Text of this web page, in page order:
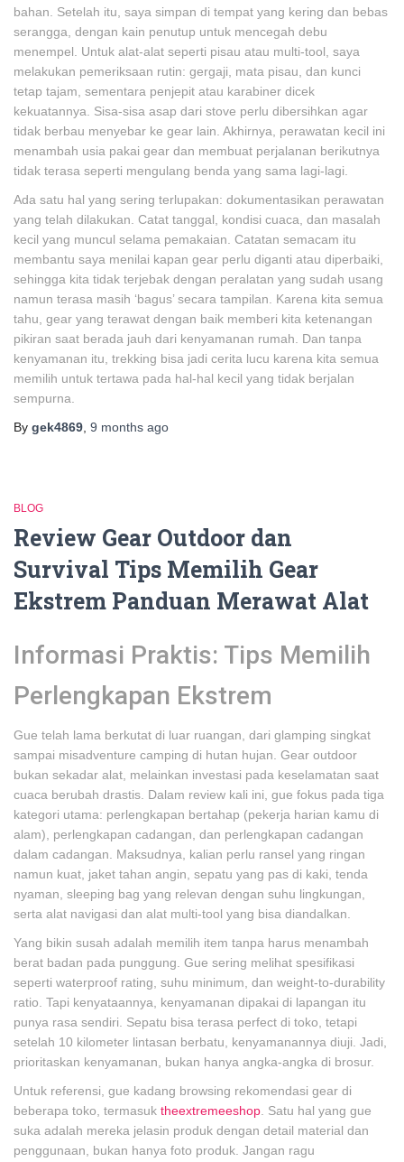
bahan. Setelah itu, saya simpan di tempat yang kering dan bebas
serangga, dengan kain penutup untuk mencegah debu
menempel. Untuk alat-alat seperti pisau atau multi-tool, saya
melakukan pemeriksaan rutin: gergaji, mata pisau, dan kunci
tetap tajam, sementara penjepit atau karabiner dicek
kekuatannya. Sisa-sisa asap dari stove perlu dibersihkan agar
tidak berbau menyebar ke gear lain. Akhirnya, perawatan kecil ini
menambah usia pakai gear dan membuat perjalanan berikutnya
tidak terasa seperti mengulang benda yang sama lagi-lagi.
Ada satu hal yang sering terlupakan: dokumentasikan perawatan
yang telah dilakukan. Catat tanggal, kondisi cuaca, dan masalah
kecil yang muncul selama pemakaian. Catatan semacam itu
membantu saya menilai kapan gear perlu diganti atau diperbaiki,
sehingga kita tidak terjebak dengan peralatan yang sudah usang
namun terasa masih ‘bagus’ secara tampilan. Karena kita semua
tahu, gear yang terawat dengan baik memberi kita ketenangan
pikiran saat berada jauh dari kenyamanan rumah. Dan tanpa
kenyamanan itu, trekking bisa jadi cerita lucu karena kita semua
memilih untuk tertawa pada hal-hal kecil yang tidak berjalan
sempurna.
By gek4869 9 months ago
BLOG
Review Gear Outdoor dan
Survival Tips Memilih Gear
Ekstrem Panduan Merawat Alat
Informasi Praktis: Tips Memilih
Perlengkapan Ekstrem
Gue telah lama berkutat di luar ruangan, dari glamping singkat
sampai misadventure camping di hutan hujan. Gear outdoor
bukan sekadar alat, melainkan investasi pada keselamatan saat
cuaca berubah drastis. Dalam review kali ini, gue fokus pada tiga
kategori utama: perlengkapan bertahap (pekerja harian kamu di
alam), perlengkapan cadangan, dan perlengkapan cadangan
dalam cadangan. Maksudnya, kalian perlu ransel yang ringan
namun kuat, jaket tahan angin, sepatu yang pas di kaki, tenda
nyaman, sleeping bag yang relevan dengan suhu lingkungan,
serta alat navigasi dan alat multi-tool yang bisa diandalkan.
Yang bikin susah adalah memilih item tanpa harus menambah
berat badan pada punggung. Gue sering melihat spesifikasi
seperti waterproof rating, suhu minimum, dan weight-to-durability
ratio. Tapi kenyataannya, kenyamanan dipakai di lapangan itu
punya rasa sendiri. Sepatu bisa terasa perfect di toko, tetapi
setelah 10 kilometer lintasan berbatu, kenyamanannya diuji. Jadi,
prioritaskan kenyamanan, bukan hanya angka-angka di brosur.
Untuk referensi, gue kadang browsing rekomendasi gear di
beberapa toko, termasuk theextremeeshop . Satu hal yang gue
suka adalah mereka jelasin produk dengan detail material dan
penggunaan, bukan hanya foto produk. Jangan ragu